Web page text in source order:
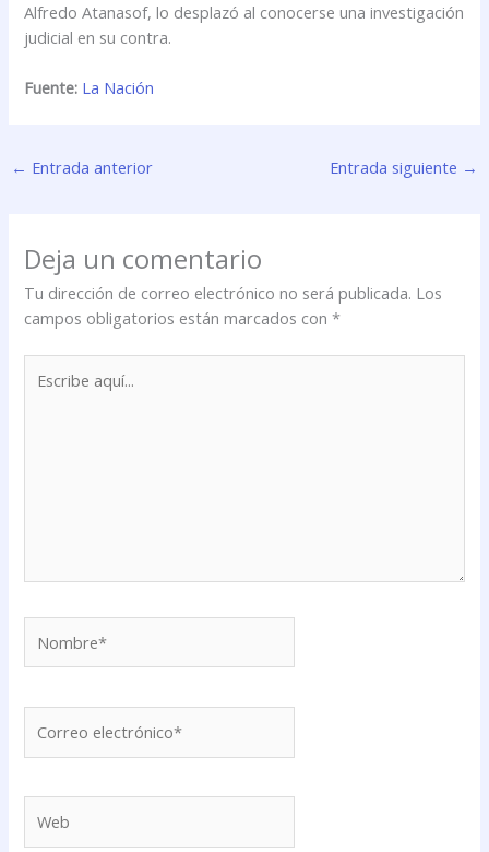
Alfredo Atanasof, lo desplazó al conocerse una investigación
judicial en su contra.
Fuente: La Nación
← Entrada anterior Entrada siguiente →
Deja un comentario
Tu dirección de correo electrónico no será publicada. Los
campos obligatorios están marcados con*
aquí...
electrónico*